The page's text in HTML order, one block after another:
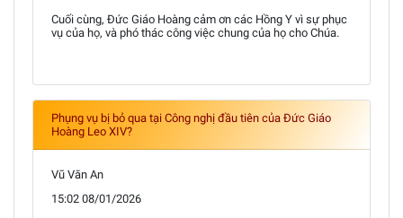
Cuối cùng, Đức Giáo Hoàng cảm ơn các Hồng Y vì sự phục
vụ của họ, và phó thác công việc chung của họ cho Chúa.
Phụng vụ bị bỏ qua tại Công nghị đầu tiên của Đức Giáo
Hoàng Leo XIV?
Vũ Văn An
15:02 08/01/2026